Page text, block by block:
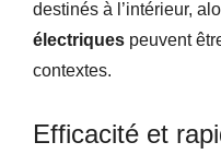
destinés à l’intérieur,
électriques peuvent
contextes.
Efficacité et